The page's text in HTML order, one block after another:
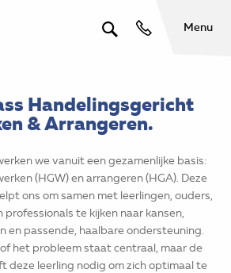
Menu
Handelingsgericht
& Arrangeren.
we vanuit een gezamenlijke basis:
(HGW) en arrangeren (HGA). Deze
ons om samen met leerlingen, ouders,
professionals te kijken naar kansen,
en passende, haalbare ondersteuning.
het probleem staat centraal, maar de
deze leerling nodig om zich optimaal te